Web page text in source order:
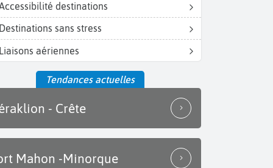
destinations
Destinations sans stress
Liaisons aériennes
Tendances actuelles
- Crête
Mahon -Minorque